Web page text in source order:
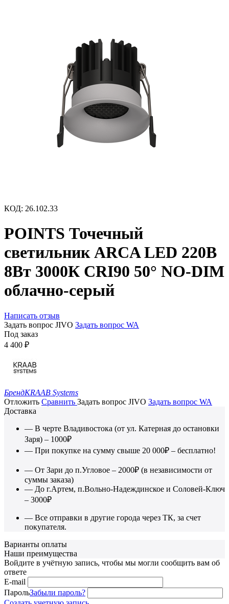
КОД: 26.102.33
POINTS Точечный
светильник ARCA LED 220В
8Вт 3000К CRI90 50° NO-DIM
облачно-серый
Написать отзыв
Задать вопрос JIVO Задать вопрос WA
Под заказ
4 400 ₽
БрендKRAAB Systems
Отложить Сравнить Задать вопрос JIVO Задать вопрос WA
Доставка
— В черте Владивостока (от ул. Катерная до остановки
Заря) – 1000₽
— При покупке на сумму свыше 20 000₽ – бесплатно!
— От Зари до п.Угловое – 2000₽ (в независимости от
суммы заказа)
— До г.Артем, п.Вольно-Надеждинское и Соловей-Ключ
– 3000₽
— Все отправки в другие города через ТК, за счет
покупателя.
Варианты оплаты
Наши преимущества
Войдите в учётную запись, чтобы мы могли сообщить вам об
ответе
E-mail
ПарольЗабыли пароль?